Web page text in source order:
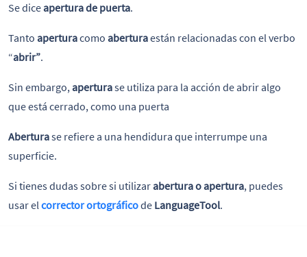
Se diceapertura de puerta.
Tanto aperturacomo aberturaestán relacionadas con el verbo
“abrir”.
Sin embargo,aperturase utiliza para la acción de abrir algo
que está cerrado, como una puerta
Aberturase refiere a una hendidura que interrumpe una
superficie.
Si tienes dudas sobre si utilizarabertura o apertura, puedes
usar elcorrector ortográficode LanguageTool.